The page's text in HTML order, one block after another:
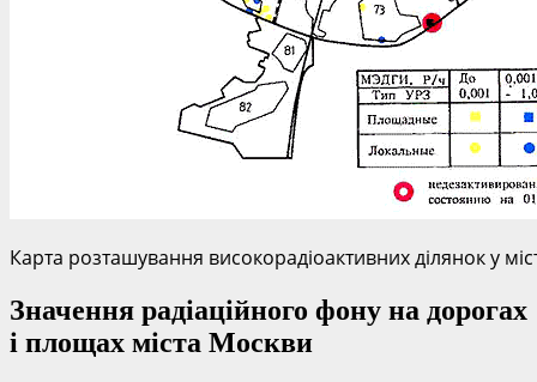
Карта розташування високорадіоактивних ділянок у
Значення радіаційного фону на дорогах
і площах міста Москви